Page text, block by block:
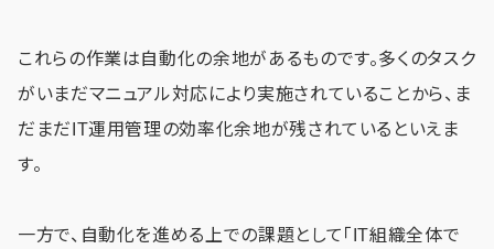
これらの作業は自動化の余地があるものです。多くのタスク
がいまだマニュアル対応により実施されていることから、ま
だまだIT運用管理の効率化余地が残されているといえま
す。
一方で、自動化を進める上での課題として「IT組織全体で